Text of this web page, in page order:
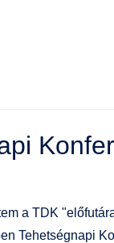
a TDK
Tehetségnapi